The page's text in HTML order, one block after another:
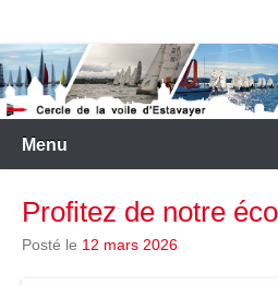
contenu
Cercle de la
Menu
Profitez de notre
Posté le 12 mars 2026